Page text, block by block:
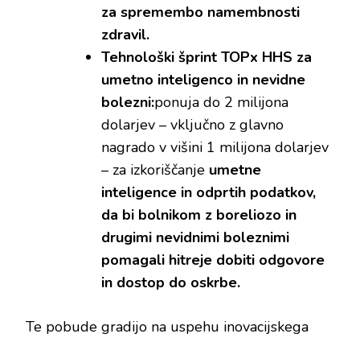
za spremembo namembnosti
zdravil.
Tehnološki šprint TOPx HHS za
umetno inteligenco in nevidne
bolezni:ponuja do 2 milijona
dolarjev – vključno z glavno
nagrado v višini 1 milijona dolarjev
– za izkoriščanje umetne
inteligence in odprtih podatkov,
da bi bolnikom z boreliozo in
drugimi nevidnimi boleznimi
pomagali hitreje dobiti odgovore
in dostop do oskrbe.
Te pobude gradijo na uspehu inovacijskega